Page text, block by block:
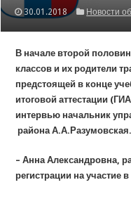
30.01.2018 Новости
В начале второй
классов и их родители
предстоящей в конце
итоговой аттестации
интервью начальник
района А.А.Разумовская.
– Анна Александровна,
регистрации на участие